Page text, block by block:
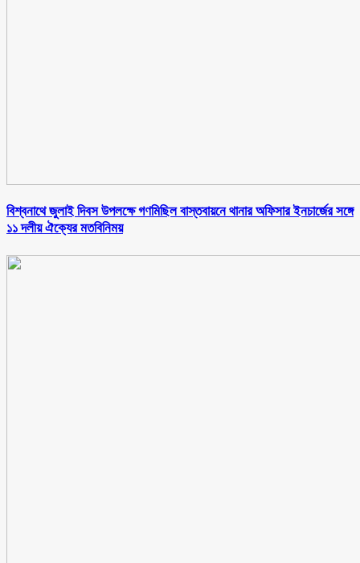
বিশ্বনাথে জুলাই দিবস উপলক্ষে গণমিছিল বাস্তবায়নে থানার অফিসার ইনচার্জের সঙ্গে
১১ দলীয় ঐক্যের মতবিনিময়